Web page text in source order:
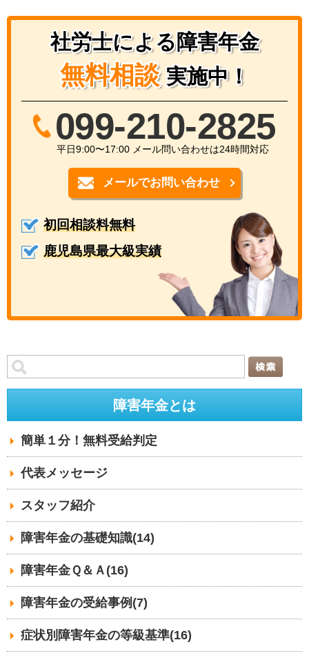
社労士による障害年金
無料相談 実施中！
099-210-2825
平日9:00〜17:00 メール問い合わせは24時間対応
メールでお問い合わせ
初回相談料無料
鹿児島県最大級実績
障害年金とは
簡単１分！無料受給判定
代表メッセージ
スタッフ紹介
障害年金の基礎知識(14)
障害年金Ｑ＆Ａ(16)
障害年金の受給事例(7)
症状別障害年金の等級基準(16)